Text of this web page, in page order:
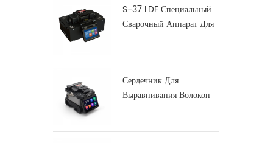
S-37 LDF Специальный
Сварочный Аппарат Для
Сердечник Для
Выравнивания Волокон